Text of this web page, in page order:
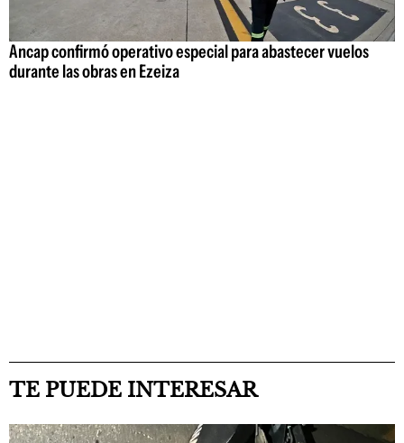
Ancap confirmó operativo especial para abastecer vuelos
durante las obras en Ezeiza
TE PUEDE INTERESAR